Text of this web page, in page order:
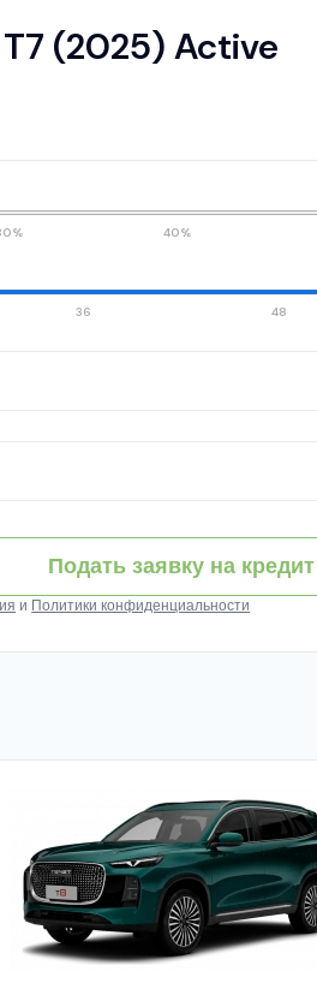
(2025) Active
40%
36 48
Подать заявку на кредит
и Политики конфиденциальности